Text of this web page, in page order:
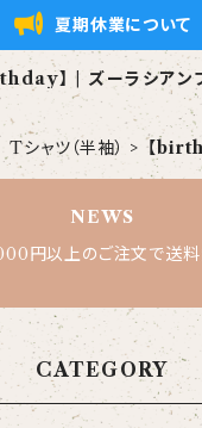
夏期休業について
】 | ズーラシアン
【xZBt】公式ショップ
Tシャツ（半袖） 【
NEWS
円以上のご注文で送
CATEGORY